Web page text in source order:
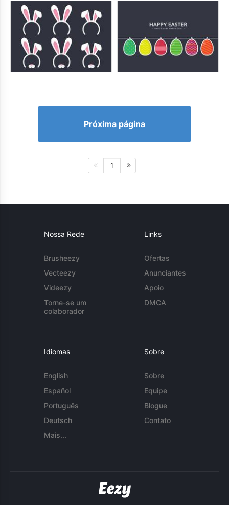
Próxima página
1
Nossa Rede
Brusheezy
Vecteezy
Videezy
Torne-se um
colaborador
Links
Ofertas
Anunciantes
Apoio
DMCA
Idiomas
English
Español
Português
Deutsch
Mais...
Sobre
Sobre
Equipe
Blogue
Contato